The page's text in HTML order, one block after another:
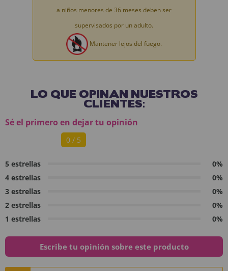
a niños menores de 36 meses deben ser
supervisados por un adulto.
Mantener lejos del fuego.
LO QUE OPINAN NUESTROS
CLIENTES:
Sé el primero en dejar tu opinión
0 / 5
5 estrellas
0%
4 estrellas
0%
3 estrellas
0%
2 estrellas
0%
1 estrellas
0%
Escribe tu opinión sobre este producto